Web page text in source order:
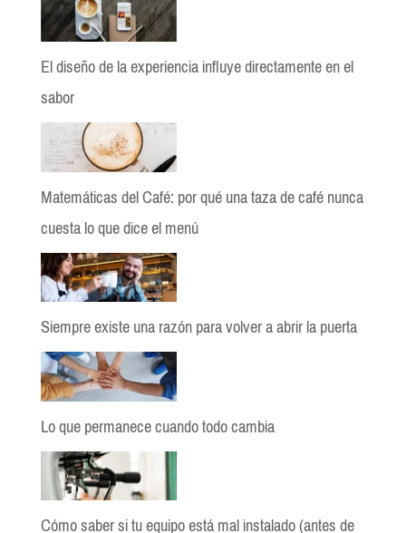
El diseño de la experiencia influye directamente en el
sabor
Matemáticas del Café: por qué una taza de café nunca
cuesta lo que dice el menú
Siempre existe una razón para volver a abrir la puerta
Lo que permanece cuando todo cambia
Cómo saber si tu equipo está mal instalado (antes de